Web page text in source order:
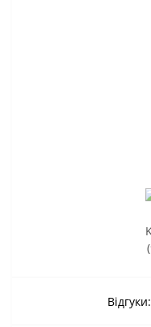
Відгуки: